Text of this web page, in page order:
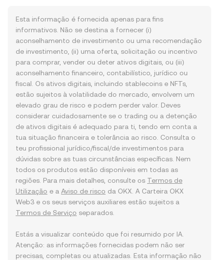
Esta informação é fornecida apenas para fins
informativos. Não se destina a fornecer (i)
aconselhamento de investimento ou uma recomendação
de investimento, (ii) uma oferta, solicitação ou incentivo
para comprar, vender ou deter ativos digitais, ou (iii)
aconselhamento financeiro, contabilístico, jurídico ou
fiscal. Os ativos digitais, incluindo stablecoins e NFTs,
estão sujeitos à volatilidade do mercado, envolvem um
elevado grau de risco e podem perder valor. Deves
considerar cuidadosamente se o trading ou a detenção
de ativos digitais é adequado para ti, tendo em conta a
tua situação financeira e tolerância ao risco. Consulta o
teu profissional jurídico/fiscal/de investimentos para
dúvidas sobre as tuas circunstâncias específicas. Nem
todos os produtos estão disponíveis em todas as
regiões. Para mais detalhes, consulte os Termos de
Utilização e a Aviso de risco da OKX. A Carteira OKX
Web3 e os seus serviços auxiliares estão sujeitos a
Termos de Serviço separados.
Estás a visualizar conteúdo que foi resumido por IA.
Atenção: as informações fornecidas podem não ser
precisas, completas ou atualizadas. Esta informação não